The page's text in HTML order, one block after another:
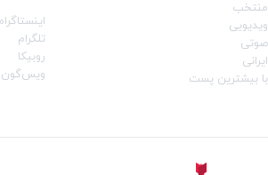
منتخب
بیشترین پست
تلگرام
روبیکا
ویس‌گون